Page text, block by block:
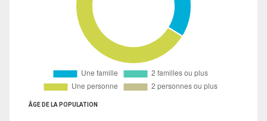
ÂGE DE LA POPULATION